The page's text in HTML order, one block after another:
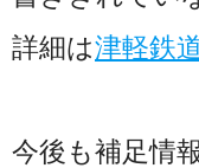
詳細は津軽鉄
今後も補足情